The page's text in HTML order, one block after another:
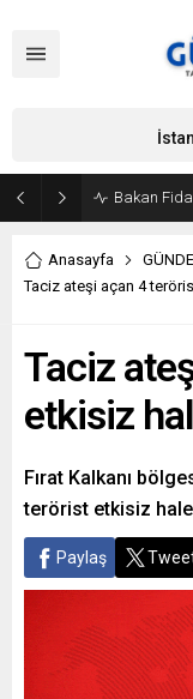
Bakan
Anasayfa
Taciz ateşi açan 4
Taciz
etkisiz
Fırat Kalkanı
terörist etkisiz
Paylaş